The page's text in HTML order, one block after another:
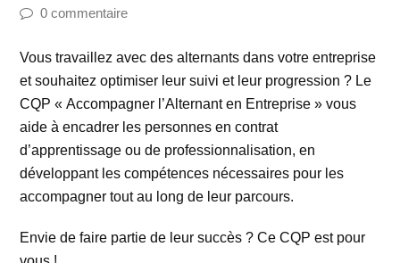
0 commentaire
Vous travaillez avec des alternants dans votre entreprise
et souhaitez optimiser leur suivi et leur progression ? Le
CQP « Accompagner l’Alternant en Entreprise » vous
aide à encadrer les personnes en contrat
d’apprentissage ou de professionnalisation, en
développant les compétences nécessaires pour les
accompagner tout au long de leur parcours.
Envie de faire partie de leur succès ? Ce CQP est pour